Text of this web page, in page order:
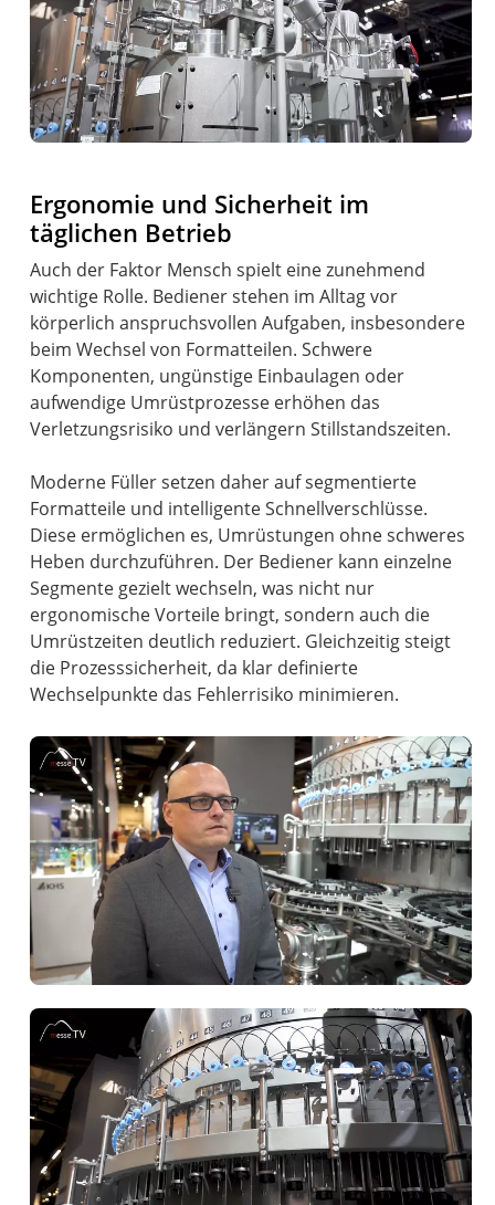
Ergonomie und Sicherheit im
täglichen Betrieb
Auch der Faktor Mensch spielt eine zunehmend
wichtige Rolle. Bediener stehen im Alltag vor
körperlich anspruchsvollen Aufgaben, insbesondere
beim Wechsel von Formatteilen. Schwere
Komponenten, ungünstige Einbaulagen oder
aufwendige Umrüstprozesse erhöhen das
Verletzungsrisiko und verlängern Stillstandszeiten.
Moderne Füller setzen daher auf segmentierte
Formatteile und intelligente Schnellverschlüsse.
Diese ermöglichen es, Umrüstungen ohne schweres
Heben durchzuführen. Der Bediener kann einzelne
Segmente gezielt wechseln, was nicht nur
ergonomische Vorteile bringt, sondern auch die
Umrüstzeiten deutlich reduziert. Gleichzeitig steigt
die Prozesssicherheit, da klar definierte
Wechselpunkte das Fehlerrisiko minimieren.